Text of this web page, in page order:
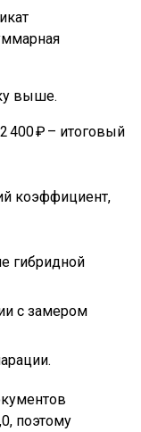
выше.
400 ₽ – итоговый
коэффициент,
гибридной
с замером
поэтому